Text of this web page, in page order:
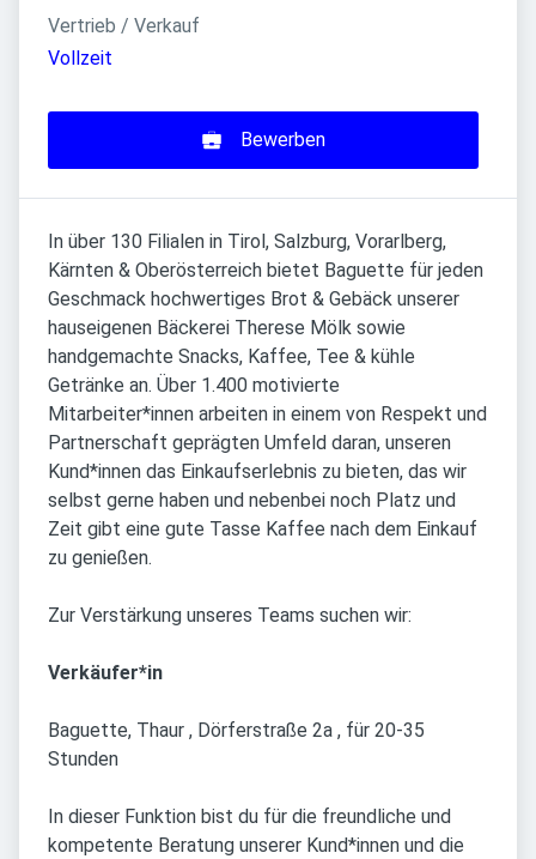
Vertrieb / Verkauf
Vollzeit
Bewerben
In über 130 Filialen in Tirol, Salzburg, Vorarlberg,
Kärnten & Oberösterreich bietet Baguette für jeden
Geschmack hochwertiges Brot & Gebäck unserer
hauseigenen Bäckerei Therese Mölk sowie
handgemachte Snacks, Kaffee, Tee & kühle
Getränke an. Über 1.400 motivierte
Mitarbeiter*innen arbeiten in einem von Respekt und
Partnerschaft geprägten Umfeld daran, unseren
Kund*innen das Einkaufserlebnis zu bieten, das wir
selbst gerne haben und nebenbei noch Platz und
Zeit gibt eine gute Tasse Kaffee nach dem Einkauf
zu genießen.
Zur Verstärkung unseres Teams suchen wir:
Verkäufer*in
Baguette, Thaur , Dörferstraße 2a , für 20-35
Stunden
In dieser Funktion bist du für die freundliche und
kompetente Beratung unserer Kund*innen und die